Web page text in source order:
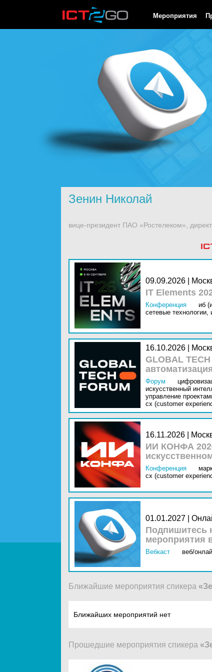
Мероприятия
Зенин Николай
вице-президент ПАО «Ростелеком»,
09.09.2026 |
IT Elements
Конференция иб
сетевые технологии,
16.10.2026 |
GLOBAL
Форум
искусственный
управление
cx (customer
16.11.2026 |
ИИ КОНФА
Конференция
cx (customer
01.01.2027 |
Подпишитесь
мероприятия
Вебкаст
веб/
Ближайшие мероприятия спикера
Ближайших мероприятий нет
Прошедшие мероприятия спикера